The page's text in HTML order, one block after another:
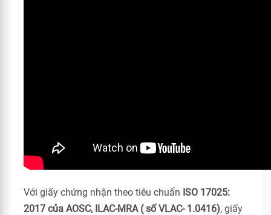
Với giấy chứng nhận theo tiêu chuẩn ISO 17025:
2017 của AOSC, ILAC-MRA ( số VLAC- 1.0416), giấy